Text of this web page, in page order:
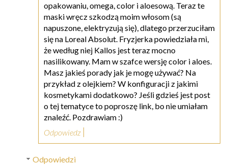
opakowaniu, omega, color i aloesową. Teraz te
maski wręcz szkodzą moim włosom (są
napuszone, elektryzują się), dlatego przerzuciłam
się na Loreal Absolut. Fryzjerka powiedziała mi,
że według niej Kallos jest teraz mocno
nasilikowany. Mam w szafce wersję color i aloes.
Masz jakieś porady jak je mogę używać? Na
przykład z olejkiem? W konfiguracji z jakimi
kosmetykami dodatkowo? Jeśli gdzieś jest post
o tej tematyce to poproszę link, bo nie umiałam
znaleźć. Pozdrawiam :)
Odpowiedz
Odpowiedzi